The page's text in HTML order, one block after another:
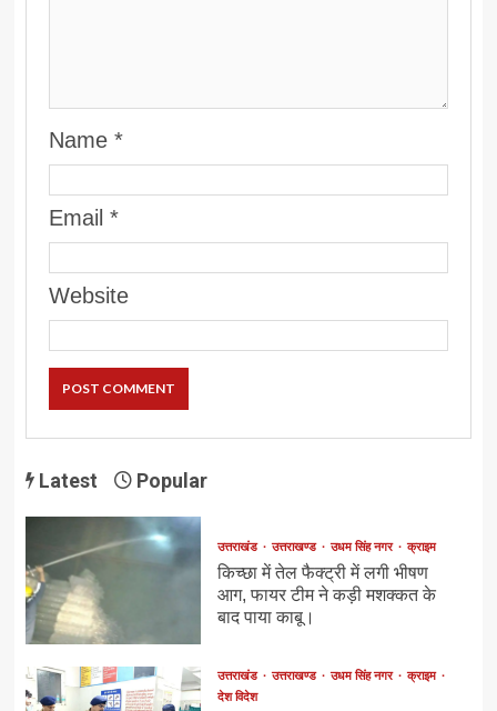
Name*
Email*
Website
Latest Popular
उत्तराखंड उत्तराखण्ड उधम सिंह नगर क्राइम
किच्छा में तेल फैक्ट्री में लगी भीषण
आग, फायर टीम ने कड़ी मशक्कत के
बाद पाया काबू।
उत्तराखंड उत्तराखण्ड उधम सिंह नगर
क्राइम
देश विदेश